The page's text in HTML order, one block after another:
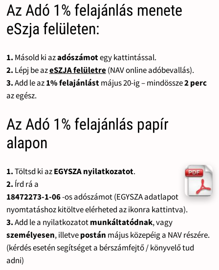
Az Adó 1% felajánlás menete
eSzja felületen:
1. Másold ki azadószámotegy kattintással.
2. Lépj be azeSZJA felületre(NAV online adóbevallás).
3.Add le az1% felajánlástmájus 20-ig – mindössze2 perc
az egész.
Az Adó 1% felajánlás papír
alapon
1.Töltsd ki azEGYSZA nyilatkozatot.
2. Írd rá a
18472273-1-06-os adószámot (EGYSZA adatlapot
nyomtatáshoz kitöltve elérheted az ikonra kattintva).
3.Add le a nyilatkozatotmunkáltatódnak, vagy
személyesen, illetvepostán május közepéig a NAV részére.
(kérdés esetén segítséget a bérszámfejtő / könyvelő tud
adni)